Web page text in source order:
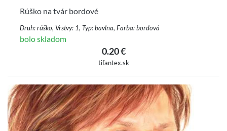
Rúško na tvár bordové
Druh: rúško, Vrstvy: 1, Typ: bavlna, Farba: bordová
bolo skladom
0.20 €
tifantex.sk